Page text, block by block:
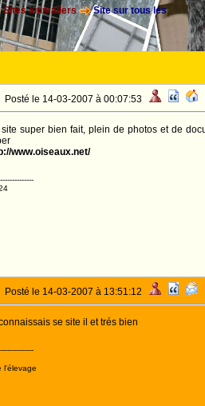
Sites animaliers
Site sur tous les
Posté le 14-03-2007 à 00:07:53
site super bien fait, plein de photos et de
www.oiseaux.net/
Posté le 14-03-2007 à 13:51:12
se site il et trés bien
l'élevage